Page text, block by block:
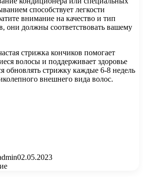
способствует легкости
внимание на качество и тип
они должны соответствовать вашему
стрижка кончиков помогает
волосы и поддерживает здоровье
обновлять стрижку каждые 6-8 недель
внешнего вида волос.
02.05.2023